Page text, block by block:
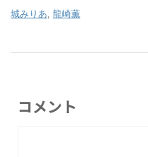
城みりあ 龍崎薫
コメント